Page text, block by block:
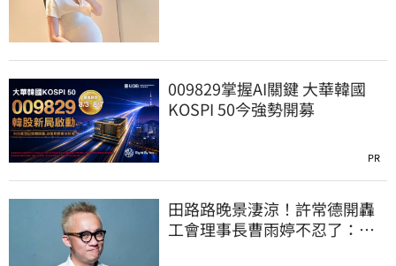
009829掌握AI關鍵 大華韓國
KOSPI 50今強勢開募
PR
田路路晚景淒涼！許常德開轟
工會理事長曹雨婷不忍了：別